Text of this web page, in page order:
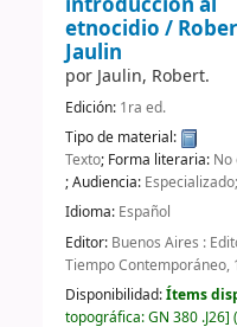
etnocidio /
Jaulin
por Jaulin, Robert.
Edición: 1ra ed.
Tipo de material:
Texto; Forma literaria: No
; Audiencia: Especializado;
Idioma: Español
Editor: Buenos Aires :
Tiempo Contemporáneo,
Disponibilidad:Ítems
topográfica:GN 380 .J26